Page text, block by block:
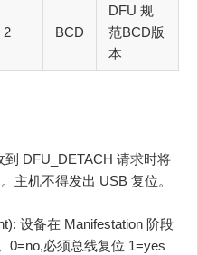
2 BCD
DFU 规
范BCD版
本
到 DFU_DETACH 请求时将
主机不得发出 USB 复位。
设备在 Manifestation 阶段
0=no,必须总线复位 1=yes